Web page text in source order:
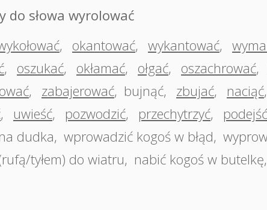
do słowa wyrolować
, okantować, wykantować,
, oszukać, okłamać, ołgać, oszachrować,
, zabajerować, bujnąć, zbujać, naciąć,
, uwieść, pozwodzić, przechytrzyć, podejść
dudka, wprowadzić kogoś w błąd,
tyłem) do wiatru, nabić kogoś w butelkę,